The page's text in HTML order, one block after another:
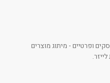
ופרטיים - מיתוג מוצרים